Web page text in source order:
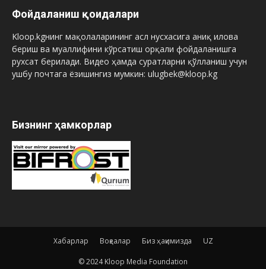
Фойдаланиш қоидалари
Kloop.kgнинг мақолаларининг асл нусхасига аниқ илова
бериш ва муаллифини кўрсатиш орқали фойдаланишга
рухсат берилади. Видео ҳамда суратларни қўлланиш учун
ушбу почтага ёзишингиз мумкин: ulugbek@kloop.kg
Бизнинг ҳамкорлар
Хабарлар Воқеалар Биз ҳақимизда UZ
© 2024 Kloop Media Foundation